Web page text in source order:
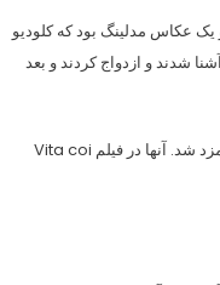
یک عکاس مدلینگ بود که کلودیو
داشت. آنها در سال 1990 باهم آشنا شدند و ازدواج کردند و بعد
سپس با یک بازیگر ایتالیایی به نام نیکولا فارون نامزد شد. آنها در فیلم Vita coi